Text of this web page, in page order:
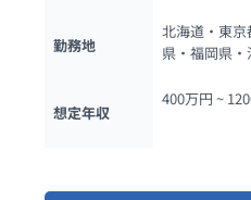
勤務地
北海道・東
県・福岡県・
想定年収
400万円 ~